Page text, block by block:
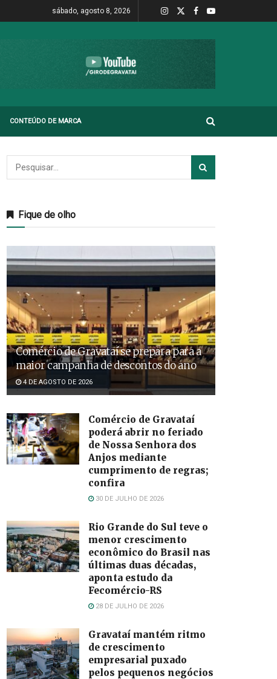
sábado, agosto 8, 2026
CONTEÚDO DE MARCA
Fique de olho
Comércio de Gravataí se prepara para a
maior campanha de descontos do ano
4 DE AGOSTO DE 2026
Comércio de Gravataí
poderá abrir no feriado
de Nossa Senhora dos
Anjos mediante
cumprimento de regras;
confira
30 DE JULHO DE 2026
Rio Grande do Sul teve o
menor crescimento
econômico do Brasil nas
últimas duas décadas,
aponta estudo da
Fecomércio-RS
28 DE JULHO DE 2026
Gravataí mantém ritmo
de crescimento
empresarial puxado
pelos pequenos negócios